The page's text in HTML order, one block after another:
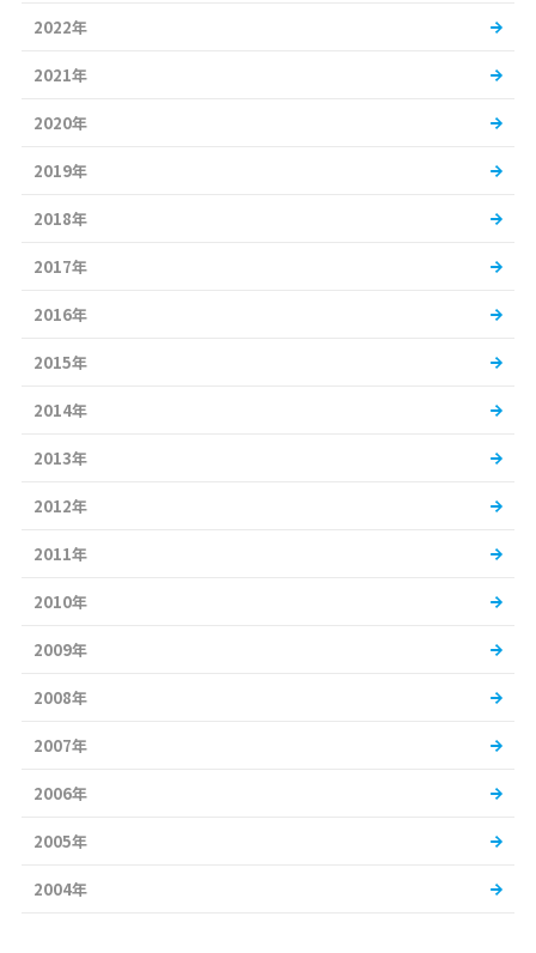
2022年
2021年
2020年
2019年
2018年
2017年
2016年
2015年
2014年
2013年
2012年
2011年
2010年
2009年
2008年
2007年
2006年
2005年
2004年